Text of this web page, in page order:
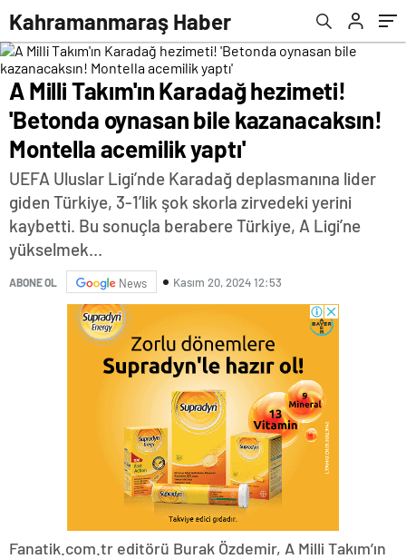
Kahramanmaraş Haber
A Milli Takım'ın Karadağ hezimeti!
'Betonda oynasan bile kazanacaksın!
Montella acemilik yaptı'
UEFA Uluslar Ligi’nde Karadağ deplasmanına lider
giden Türkiye, 3-1’lik şok skorla zirvedeki yerini
kaybetti. Bu sonuçla berabere Türkiye, A Ligi’ne
yükselmek...
ABONE OL News Kasım 20, 2024 12:53
Fanatik.com.tr editörü Burak Özdemir, A Milli Takım’ın